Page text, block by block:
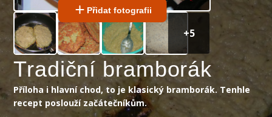
Přidat fotografii
+5
Tradiční bramborák
Příloha i hlavní chod, to je klasický bramborák. Tenhle
recept poslouží začátečníkům.